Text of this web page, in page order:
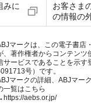
みに
お客さま
の情報の
マークは、この電子書店
、著作権者からコンテンツ
サービスであることを示す
号）です。
マークの詳細、ABJマー
一覧はこちら
https://aebs.or.jp/